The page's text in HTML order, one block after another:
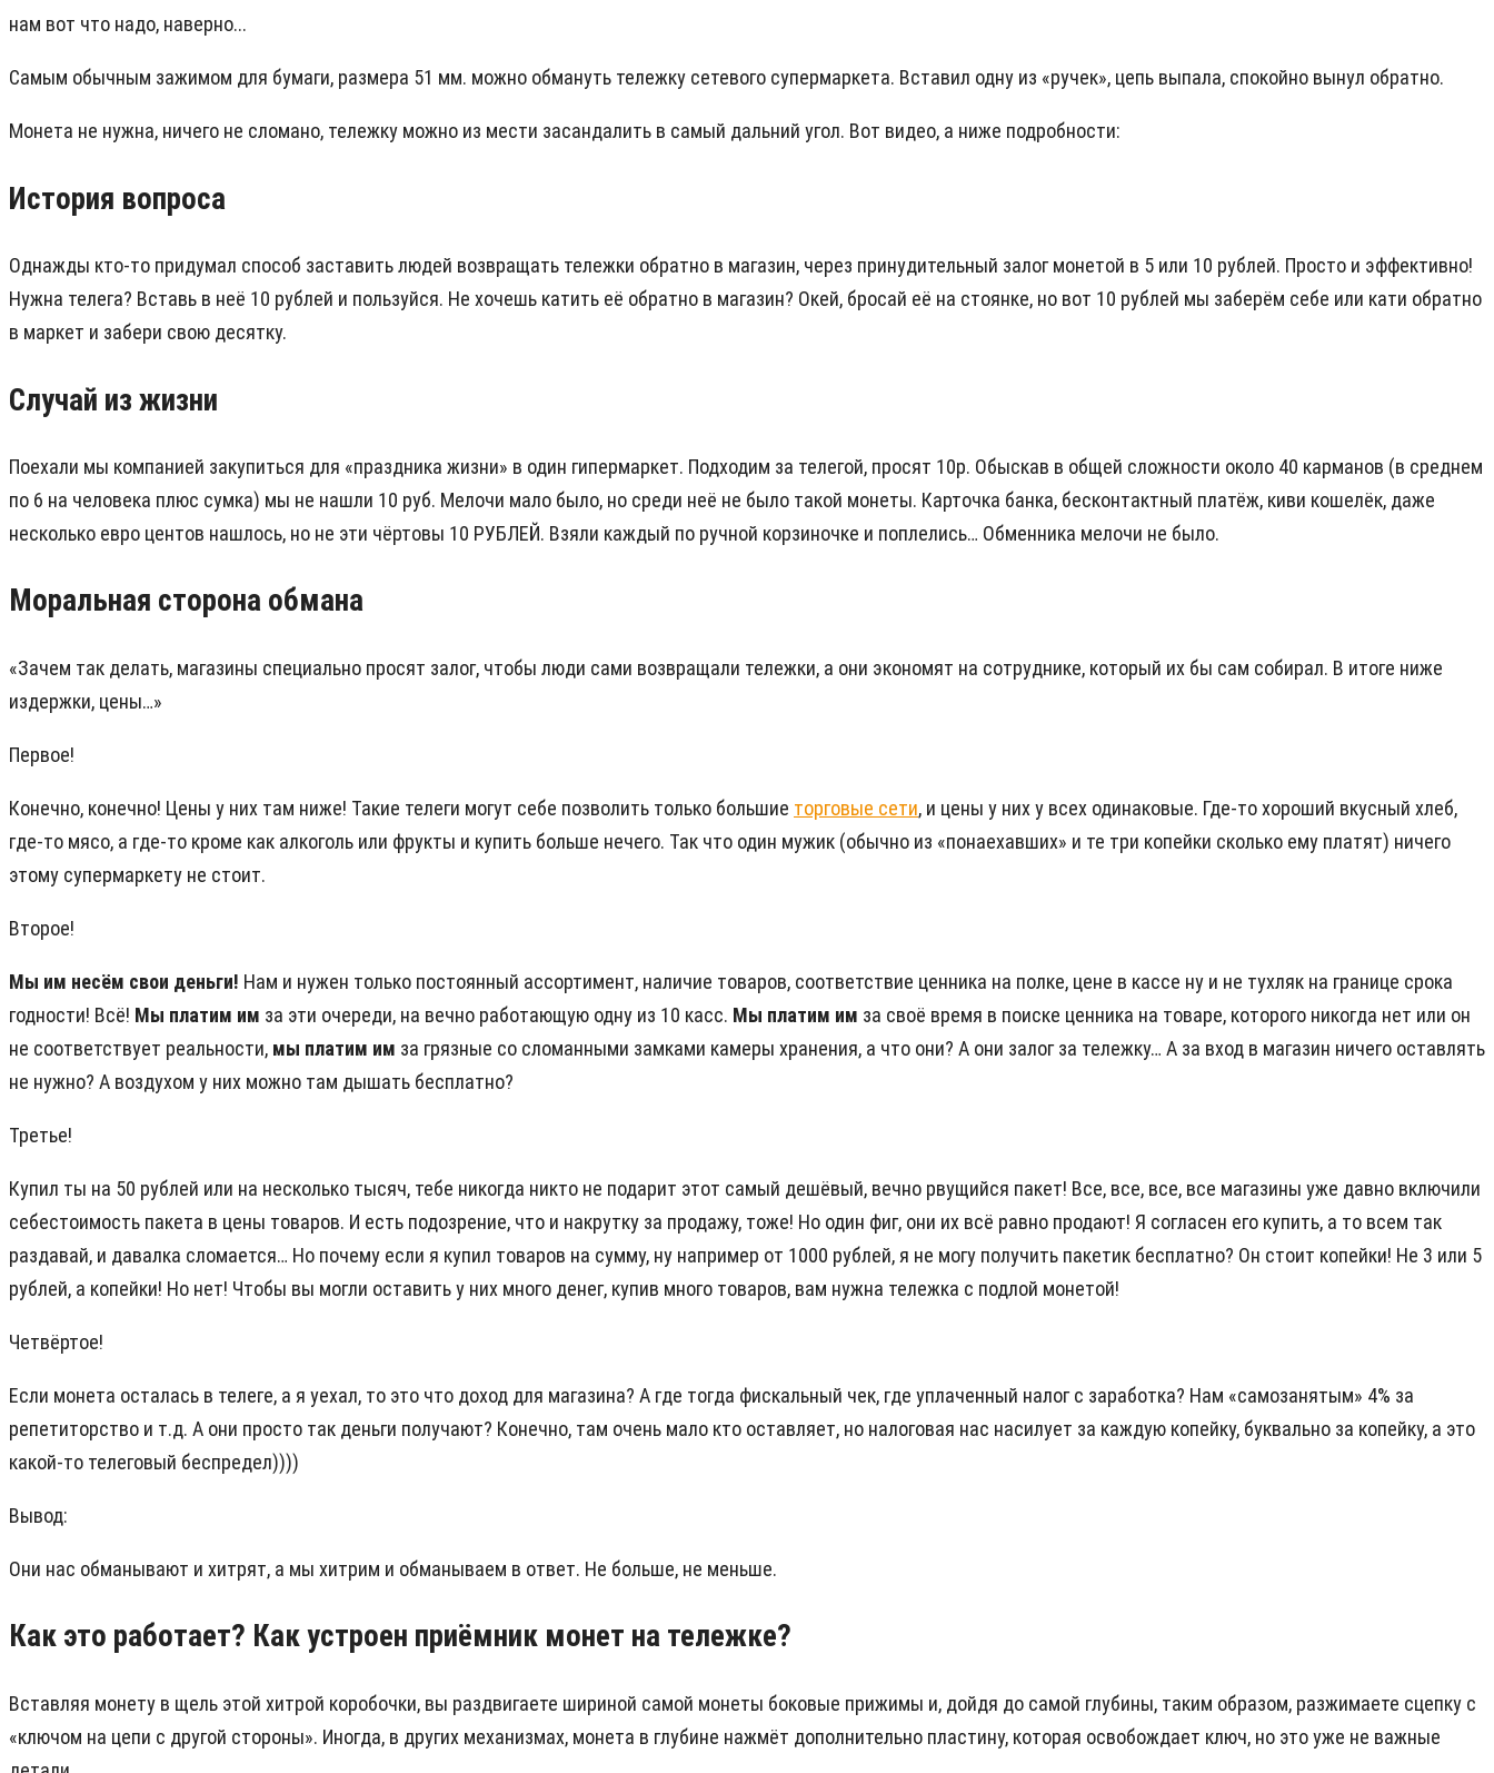
нам вот что надо, наверно...
Самым обычным зажимом для бумаги, размера 51 мм. можно обмануть тележку сетевого супермаркета. Вставил одну из «ручек», цепь выпала, спокойно вынул обратно.
Монета не нужна, ничего не сломано, тележку можно из мести засандалить в самый дальний угол. Вот видео, а ниже подробности:
История вопроса
Однажды кто-то придумал способ заставить людей возвращать тележки обратно в магазин, через принудительный залог монетой в 5 или 10 рублей. Просто и эффективно!
Нужна телега? Вставь в неё 10 рублей и пользуйся. Не хочешь катить её обратно в магазин? Окей, бросай её на стоянке, но вот 10 рублей мы заберём себе или кати обратно
в маркет и забери свою десятку.
Случай из жизни
Поехали мы компанией закупиться для «праздника жизни» в один гипермаркет. Подходим за телегой, просят 10р. Обыскав в общей сложности около 40 карманов (в среднем
по 6 на человека плюс сумка) мы не нашли 10 руб. Мелочи мало было, но среди неё не было такой монеты. Карточка банка, бесконтактный платёж, киви кошелёк, даже
несколько евро центов нашлось, но не эти чёртовы 10 РУБЛЕЙ. Взяли каждый по ручной корзиночке и поплелись… Обменника мелочи не было.
Моральная сторона обмана
«Зачем так делать, магазины специально просят залог, чтобы люди сами возвращали тележки, а они экономят на сотруднике, который их бы сам собирал. В итоге ниже
издержки, цены…»
Первое!
Конечно, конечно! Цены у них там ниже! Такие телеги могут себе позволить только большие торговые сети, и цены у них у всех одинаковые. Где-то хороший вкусный хлеб,
где-то мясо, а где-то кроме как алкоголь или фрукты и купить больше нечего. Так что один мужик (обычно из «понаехавших» и те три копейки сколько ему платят) ничего
этому супермаркету не стоит.
Второе!
Мы им несём свои деньги! Нам и нужен только постоянный ассортимент, наличие товаров, соответствие ценника на полке, цене в кассе ну и не тухляк на границе срока
годности! Всё! Мы платим им за эти очереди, на вечно работающую одну из 10 касс. Мы платим им за своё время в поиске ценника на товаре, которого никогда нет или он
не соответствует реальности, мы платим им за грязные со сломанными замками камеры хранения, а что они? А они залог за тележку… А за вход в магазин ничего оставлять
не нужно? А воздухом у них можно там дышать бесплатно?
Третье!
Купил ты на 50 рублей или на несколько тысяч, тебе никогда никто не подарит этот самый дешёвый, вечно рвущийся пакет! Все, все, все, все магазины уже давно включили
себестоимость пакета в цены товаров. И есть подозрение, что и накрутку за продажу, тоже! Но один фиг, они их всё равно продают! Я согласен его купить, а то всем так
раздавай, и давалка сломается… Но почему если я купил товаров на сумму, ну например от 1000 рублей, я не могу получить пакетик бесплатно? Он стоит копейки! Не 3 или 5
рублей, а копейки! Но нет! Чтобы вы могли оставить у них много денег, купив много товаров, вам нужна тележка с подлой монетой!
Четвёртое!
Если монета осталась в телеге, а я уехал, то это что доход для магазина? А где тогда фискальный чек, где уплаченный налог с заработка? Нам «самозанятым» 4% за
репетиторство и т.д. А они просто так деньги получают? Конечно, там очень мало кто оставляет, но налоговая нас насилует за каждую копейку, буквально за копейку, а это
какой-то телеговый беспредел))))
Вывод:
Они нас обманывают и хитрят, а мы хитрим и обманываем в ответ. Не больше, не меньше.
Как это работает? Как устроен приёмник монет на тележке?
Вставляя монету в щель этой хитрой коробочки, вы раздвигаете шириной самой монеты боковые прижимы и, дойдя до самой глубины, таким образом, разжимаете сцепку с
«ключом на цепи с другой стороны». Иногда, в других механизмах, монета в глубине нажмёт дополнительно пластину, которая освобождает ключ, но это уже не важные